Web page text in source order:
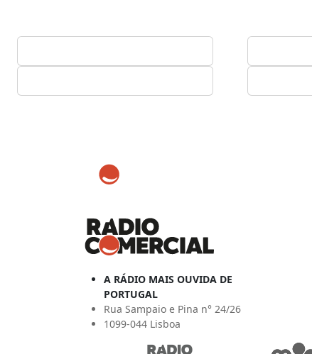
A RÁDIO MAIS OUVIDA DE
PORTUGAL
Rua Sampaio e Pina n° 24/26
1099-044 Lisboa